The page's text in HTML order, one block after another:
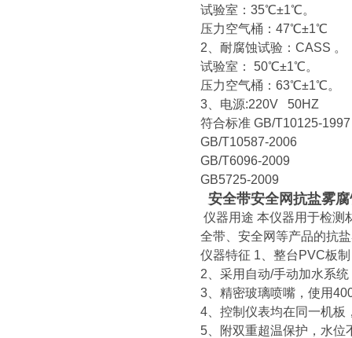
试验室：35℃±1℃。
压力空气桶：47℃±1℃
2、耐腐蚀试验：CASS 。
试验室： 50℃±1℃。
压力空气桶：63℃±1℃。
3、电源:220V 50HZ
符合标准 GB/T10125-1997
GB/T10587-2006
GB/T6096-2009
GB5725-2009
安全带安全网抗盐雾
仪器用途 本仪器用于检测
全带、安全网等产品的抗
仪器特征 1、整台PVC板
2、采用自动/手动加水系
3、精密玻璃喷嘴，使用
4、控制仪表均在同一机板
5、附双重超温保护，水